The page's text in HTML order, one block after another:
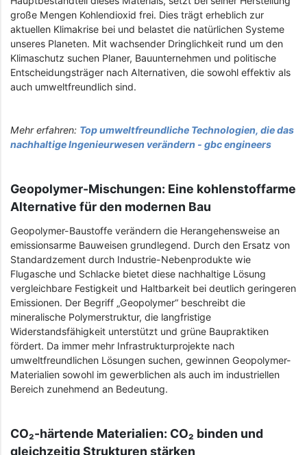
große Mengen Kohlendioxid frei. Dies trägt erheblich zur
aktuellen Klimakrise bei und belastet die natürlichen Systeme
unseres Planeten. Mit wachsender Dringlichkeit rund um den
Klimaschutz suchen Planer, Bauunternehmen und politische
Entscheidungsträger nach Alternativen, die sowohl effektiv als
auch umweltfreundlich sind.
Mehr erfahren: Top umweltfreundliche Technologien, die das
nachhaltige Ingenieurwesen verändern - gbc engineers
Geopolymer-Mischungen: Eine kohlenstoffarme
Alternative für den modernen Bau
Geopolymer-Baustoffe verändern die Herangehensweise an
emissionsarme Bauweisen grundlegend. Durch den Ersatz von
Standardzement durch Industrie-Nebenprodukte wie
Flugasche und Schlacke bietet diese nachhaltige Lösung
vergleichbare Festigkeit und Haltbarkeit bei deutlich geringeren
Emissionen. Der Begriff „Geopolymer“ beschreibt die
mineralische Polymerstruktur, die langfristige
Widerstandsfähigkeit unterstützt und grüne Baupraktiken
fördert. Da immer mehr Infrastrukturprojekte nach
umweltfreundlichen Lösungen suchen, gewinnen Geopolymer-
Materialien sowohl im gewerblichen als auch im industriellen
Bereich zunehmend an Bedeutung.
CO₂-härtende Materialien: CO₂ binden und
gleichzeitig Strukturen stärken